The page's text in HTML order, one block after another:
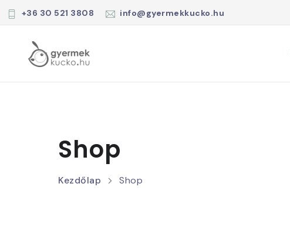
+36 30 521 3808 info@gyermekkucko.hu
Shop
Kezdőlap Shop